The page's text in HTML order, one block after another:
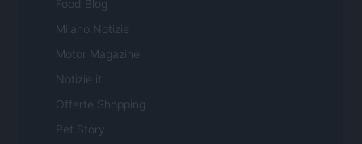
Food Blog
Milano Notizie
Motor Magazine
Notizie.it
Offerte Shopping
Pet Story